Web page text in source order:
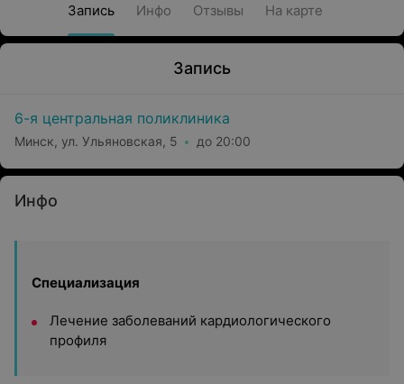
Запись Инфо Отзывы На карте
Запись
6-я центральная поликлиника
Минск, ул. Ульяновская, 5 до 20:00
Инфо
Специализация
Лечение заболеваний кардиологического
профиля